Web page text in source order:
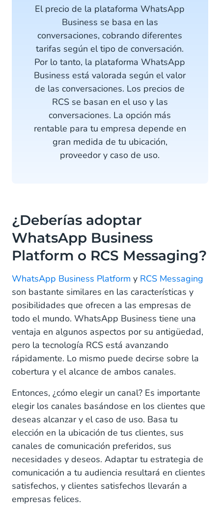
El precio de la plataforma WhatsApp
Business se basa en las
conversaciones, cobrando diferentes
tarifas según el tipo de conversación.
Por lo tanto, la plataforma WhatsApp
Business está valorada según el valor
de las conversaciones. Los precios de
RCS se basan en el uso y las
conversaciones. La opción más
rentable para tu empresa depende en
gran medida de tu ubicación,
proveedor y caso de uso.
¿Deberías adoptar
WhatsApp Business
Platform o RCS Messaging?
WhatsApp Business Platform y RCS Messaging
son bastante similares en las características y
posibilidades que ofrecen a las empresas de
todo el mundo. WhatsApp Business tiene una
ventaja en algunos aspectos por su antigüedad,
pero la tecnología RCS está avanzando
rápidamente. Lo mismo puede decirse sobre la
cobertura y el alcance de ambos canales.
Entonces, ¿cómo elegir un canal? Es importante
elegir los canales basándose en los clientes que
deseas alcanzar y el caso de uso. Basa tu
elección en la ubicación de tus clientes, sus
canales de comunicación preferidos, sus
necesidades y deseos. Adaptar tu estrategia de
comunicación a tu audiencia resultará en clientes
satisfechos, y clientes satisfechos llevarán a
empresas felices.